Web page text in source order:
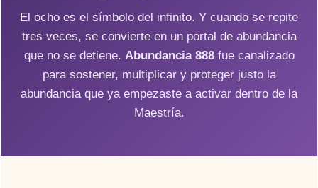
El ocho es el símbolo del infinito. Y cuando se repite
tres veces, se convierte en un portal de abundancia
que no se detiene. Abundancia 888fue canalizado
para sostener, multiplicar y proteger justo la
abundancia que ya empezaste a activar dentro de la
Maestría.